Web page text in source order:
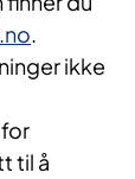
.
ikke
til å